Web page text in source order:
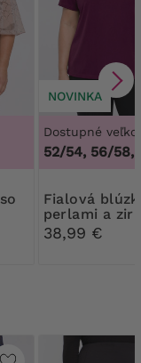
NOVINKA
Dostupné
52/54, 56/58,
Fialová blúzka s
perlami a
38,99 €